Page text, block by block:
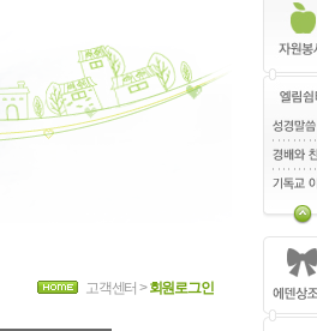
고객센터 >회원로그인